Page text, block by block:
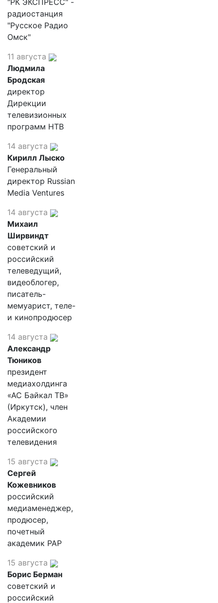
"РК ЭКСПРЕСС" -
радиостанция
"Русское Радио
Омск"
11 августа
Людмила
Бродская
директор
Дирекции
телевизионных
программ НТВ
14 августа
Кирилл Лыско
Генеральный
директор Russian
Media Ventures
14 августа
Михаил
Ширвиндт
советский и
российский
телеведущий,
видеоблогер,
писатель-
мемуарист, теле-
и кинопродюсер
14 августа
Александр
Тюников
президент
медиахолдинга
«АС Байкал ТВ»
(Иркутск), член
Академии
российского
телевидения
15 августа
Сергей
Кожевников
российский
медиаменеджер,
продюсер,
почетный
академик РАР
15 августа
Борис Берман
советский и
российский